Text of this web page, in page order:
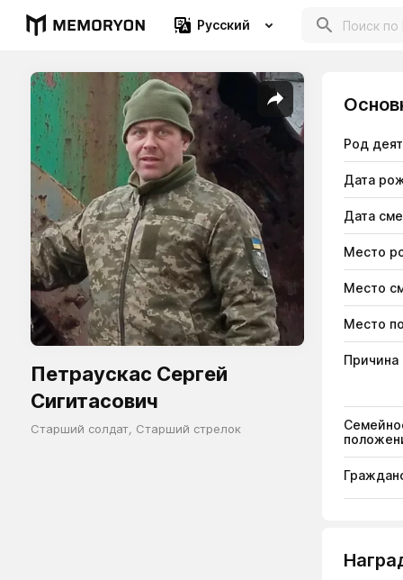
Русский
Петраускас Сергей
Сигитасович
Старший солдат, Старший стрелок
Род
Дата
Дата
Место
Место
Место
Причина